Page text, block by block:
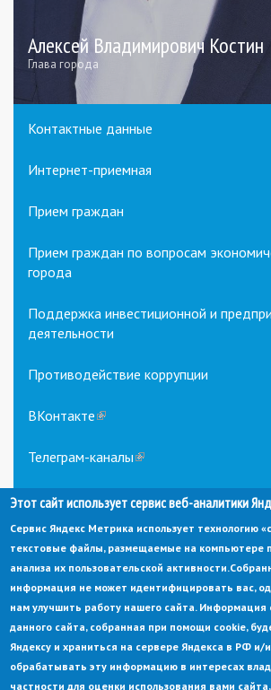
Алексей Владимирович Костин
Глава города
Контактные данные
Интернет-приемная
Прием граждан
Прием граждан по вопросам
города
Поддержка инвестиционной и
деятельности
Противодействие коррупции
ВКонтакте(link
external)
Телеграм-каналы(link
external)
© Администрация города Заречный
Электронная почта: adm@zarechny.zato.ru (link
sends
e-
Этот сайт использует сервис веб-аналитики
Сервис Яндекс Метрика использует технологию
текстовые файлы, размещаемые на компьютере
анализа их пользовательской активности.
информация не может идентифицировать вас,
нам улучшить работу нашего сайта. Информация
данного сайта, собранная при помощи cookie,
Яндексу и храниться на сервере Яндекса в РФ и/
обрабатывать эту информацию в интересах
частности для оценки использования вами